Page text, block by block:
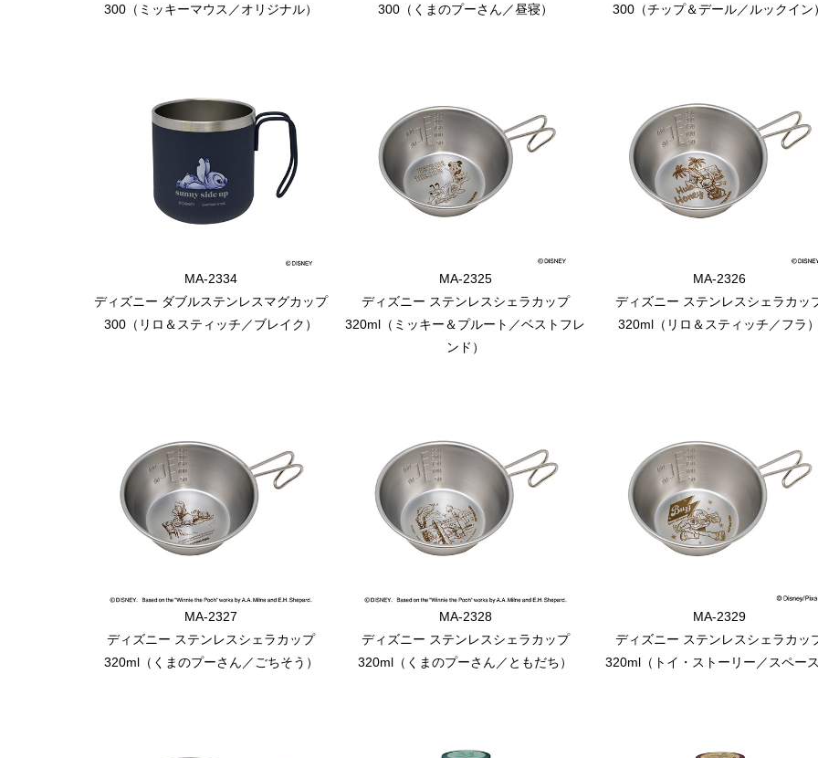
300（ミッキーマウス／オリジナル）
300（くまのプーさん／昼寝）
300（チップ＆デール／ルックイン
MA-2334
ディズニー ダブルステンレスマグカップ
300（リロ＆スティッチ／ブレイク）
MA-2325
ディズニー ステンレスシェラカップ
320ml（ミッキー＆プルート／ベストフレ
ンド）
MA-2326
ディズニー ステンレスシェラカッ
320ml（リロ＆スティッチ／フラ
MA-2327
ディズニー ステンレスシェラカップ
320ml（くまのプーさん／ごちそう）
MA-2328
ディズニー ステンレスシェラカップ
320ml（くまのプーさん／ともだち）
MA-2329
ディズニー ステンレスシェラカッ
320ml（トイ・ストーリー／スペー